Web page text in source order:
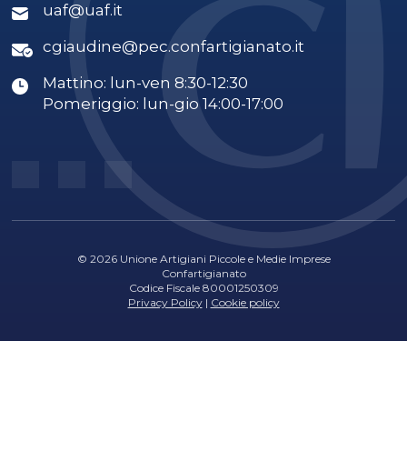
uaf@uaf.it
cgiaudine@pec.confartigianato.it
Mattino: lun-ven 8:30-12:30
Pomeriggio: lun-gio 14:00-17:00
© 2026 Unione Artigiani Piccole e Medie Imprese
Confartigianato
Codice Fiscale 80001250309
Privacy Policy| Cookie policy